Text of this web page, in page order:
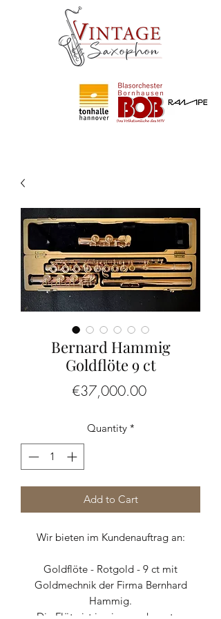
Bernard Hammig
Goldflöte 9 ct
€37,000.00Price
Quantity *
Add to Cart
Wir bieten im Kundenauftrag an:
Goldflöte - Rotgold - 9 ct mit
Goldmechnik der Firma Bernhard
Hammig.